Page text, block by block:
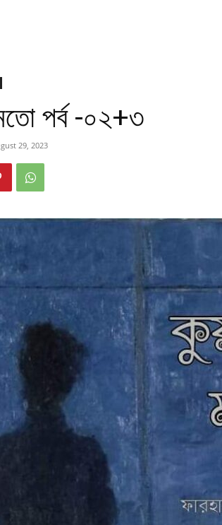
পর্ব -০২+৩
29, 2023